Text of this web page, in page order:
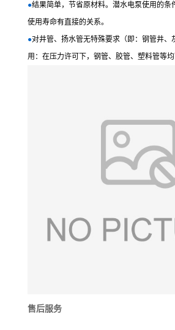
●结果简单，节省原材料。潜水电泵使用的条
使用寿命有直接的关系。
●对井管、扬水管无特殊要求（即：钢管井、
用：在压力许可下，钢管、胶管、塑料管等均
售后服务